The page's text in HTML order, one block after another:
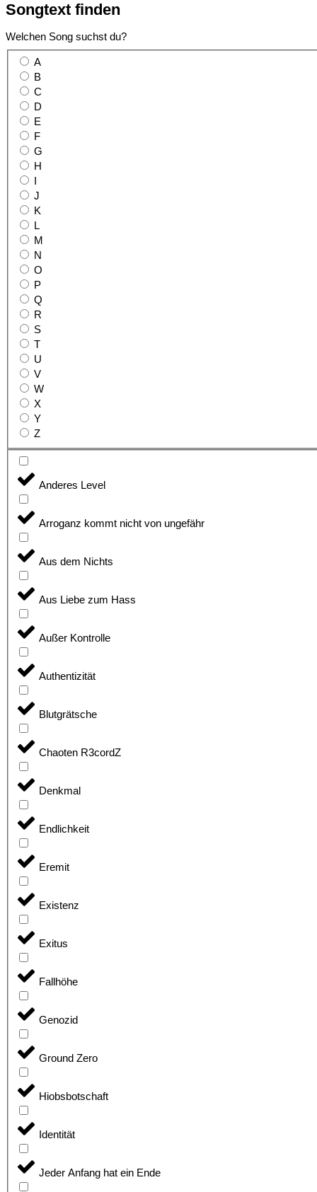
Songtext finden
Welchen Song suchst du?
A
B
C
D
E
F
G
H
J
K
L
M
N
O
P
Q
R
S
T
U
V
W
X
Y
Z
Anderes Level
Arroganz kommt nicht von ungefähr
Aus dem Nichts
Aus Liebe zum Hass
Außer Kontrolle
Authentizität
Blutgrätsche
Chaoten R3cordZ
Denkmal
Endlichkeit
Eremit
Existenz
Exitus
Fallhöhe
Genozid
Ground Zero
Hiobsbotschaft
Identität
Jeder Anfang hat ein Ende